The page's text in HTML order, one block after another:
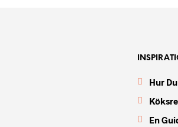
Hur
En